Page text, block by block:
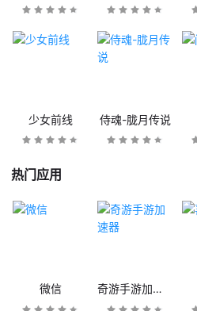
少女前线 侍魂-胧月传说
热门应用
微信 奇游手游加速器